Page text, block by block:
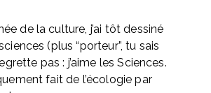
de la culture, j’ai tôt dessiné
(plus “porteur”, tu sais
pas : j’aime les Sciences.
fait de l’écologie par